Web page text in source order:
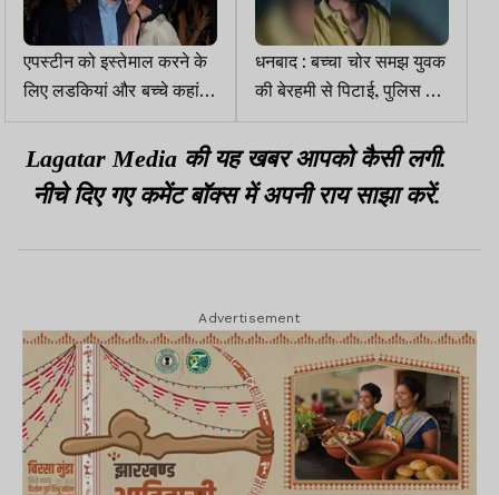
एपस्टीन को इस्तेमाल करने के
लिए लडकियां और बच्चे कहां से
मिल रहे थे?
धनबाद : बच्चा चोर समझ युवक
की बेरहमी से पिटाई, पुलिस ने
बचाकर अस्पताल पहुंचाया
Lagatar Media की यह खबर आपको कैसी लगी.
नीचे दिए गए कमेंट बॉक्स में अपनी राय साझा करें.
Advertisement